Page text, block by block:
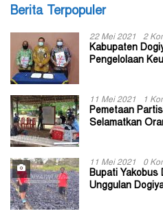
Berita Terpopuler
22 Mei 2021 2
Kabupaten
Pengelolaan
11 Mei 2021 1
Pemetaan
Selamatkan
11 Mei 2021 0
Bupati Yakobus
Unggulan